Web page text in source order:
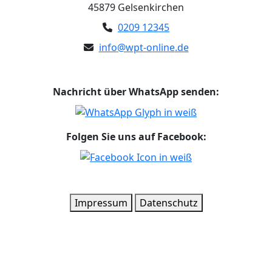
45879 Gelsenkirchen
0209 12345
info@wpt-online.de
Nachricht über WhatsApp senden:
Folgen Sie uns auf Facebook:
Impressum Datenschutz